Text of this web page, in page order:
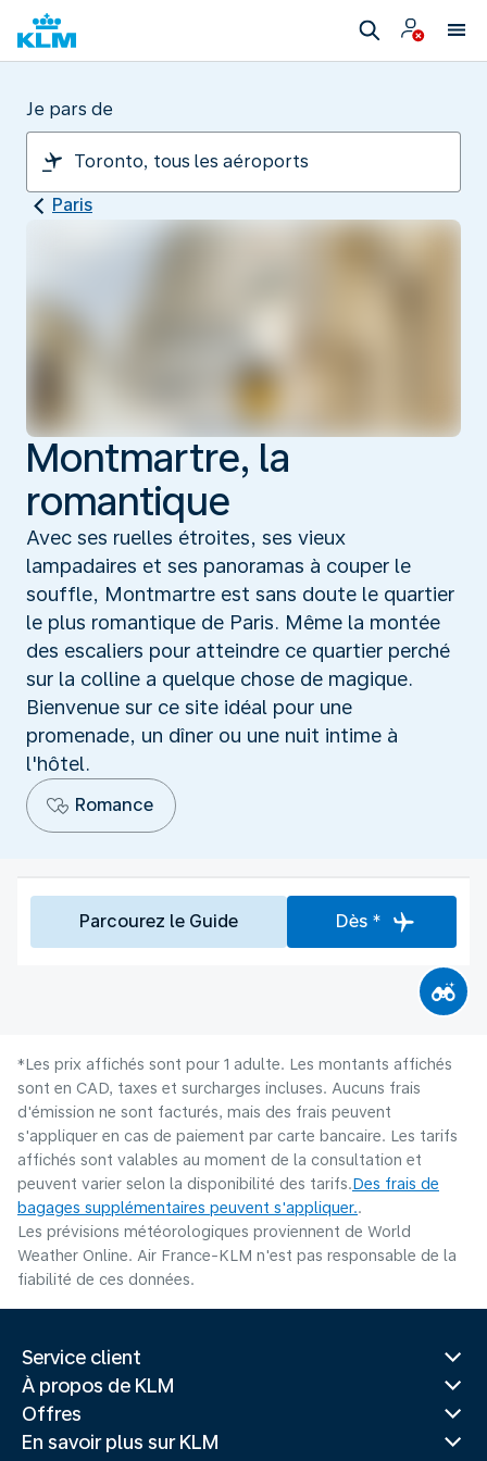
Je pars de
Paris
Montmartre, la
romantique
Avec ses ruelles étroites, ses vieux
lampadaires et ses panoramas à couper le
souffle, Montmartre est sans doute le quartier
le plus romantique de Paris. Même la montée
des escaliers pour atteindre ce quartier perché
sur la colline a quelque chose de magique.
Bienvenue sur ce site idéal pour une
promenade, un dîner ou une nuit intime à
l'hôtel.
Romance
Parcourez le Guide Dès *
*Les prix affichés sont pour 1 adulte. Les montants affichés
sont en CAD, taxes et surcharges incluses. Aucuns frais
d'émission ne sont facturés, mais des frais peuvent
s'appliquer en cas de paiement par carte bancaire. Les tarifs
affichés sont valables au moment de la consultation et
peuvent varier selon la disponibilité des tarifs.Des frais de
bagages supplémentaires peuvent s'appliquer..
Les prévisions météorologiques proviennent de World
Weather Online. Air France-KLM n'est pas responsable de la
fiabilité de ces données.
Service client
À propos de KLM
Offres
En savoir plus sur KLM